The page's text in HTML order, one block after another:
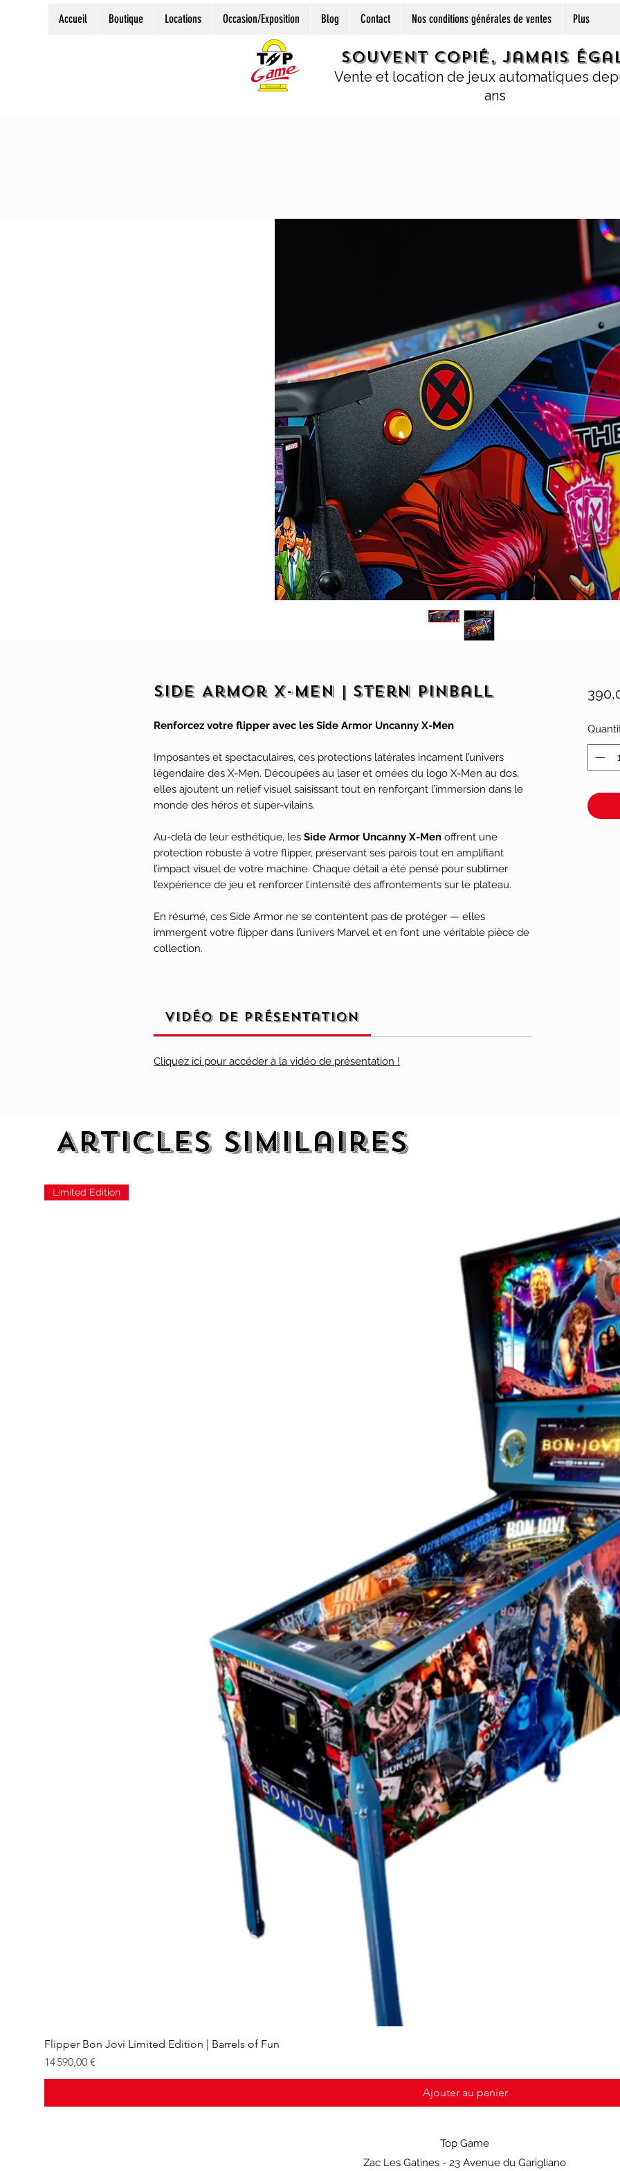
Accueil Boutique Locations Occasion/Exposition Blog Contact Nos conditions générales de ventes Plus
Souvent copié, jamais
Vente et location de jeux automatiques
ans
Side Armor X-Men | Stern Pinball
Renforcez votre flipper avec les Side Armor Uncanny X-Men
Imposantes et spectaculaires, ces protections latérales incarnent l’univers
légendaire des X-Men. Découpées au laser et ornées du logo X-Men au dos,
elles ajoutent un relief visuel saisissant tout en renforçant l’immersion dans le
monde des héros et super-vilains.
Au-delà de leur esthétique, les Side Armor Uncanny X-Men offrent une
protection robuste à votre flipper, préservant ses parois tout en amplifiant
l’impact visuel de votre machine. Chaque détail a été pensé pour sublimer
l’expérience de jeu et renforcer l’intensité des affrontements sur le plateau.
En résumé, ces Side Armor ne se contentent pas de protéger — elles
immergent votre flipper dans l’univers Marvel et en font une véritable pièce de
collection.
Vidéo de présentation
Cliquez ici pour accéder à la vidéo de présentation !
Articles similaires
Limited Edition
Flipper Bon Jovi Limited Edition | Barrels of Fun
Prix
14 590,00 €
Ajouter au panier
Top Game
Zac Les Gatines - 23 Avenue du Garigliano